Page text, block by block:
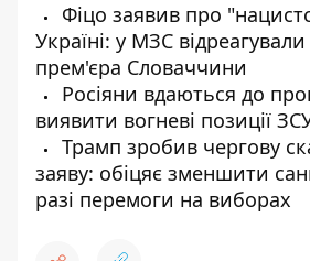
Фіцо заявив про
Україні: у МЗС
прем'єра Словаччини
Росіяни вдаються до
виявити вогневі позиції
Трамп зробив чергову
заяву: обіцяє зменшити
разі перемоги на виборах